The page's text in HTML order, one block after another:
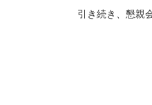
引き続き、懇親